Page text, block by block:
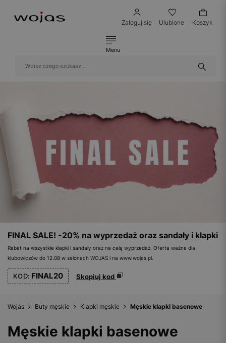
Zaloguj się Ulubione Koszyk
Menu
FINAL SALE! -20% na wyprzedaż oraz sandały i klapki
Rabat na wszystkie klapki i sandały oraz na całą wyprzedaż. Oferta ważna dla
klubowiczów do 12.08 w salonach WOJAS i na www.wojas.pl.
KOD: FINAL20 Skopiuj kod
Wojas Buty męskie Klapki męskie Męskie klapki basenowe
Męskie klapki basenowe